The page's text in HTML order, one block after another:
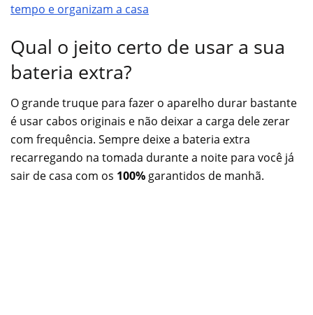
tempo e organizam a casa
Qual o jeito certo de usar a sua
bateria extra?
O grande truque para fazer o aparelho durar bastante
é usar cabos originais e não deixar a carga dele zerar
com frequência. Sempre deixe a bateria extra
recarregando na tomada durante a noite para você já
sair de casa com os 100% garantidos de manhã.